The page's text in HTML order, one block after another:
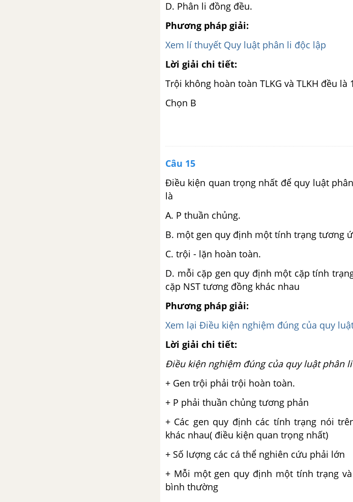
D. Phân li đồng đều.
Phương pháp giải:
Xem lí thuyết Quy luật phân li độc lập
Lời giải chi tiết:
Trội không hoàn toàn TLKG và TLKH đều là
Chọn B
Câu 15
Điều kiện quan trọng nhất để quy luật
là
A. P thuần chủng.
B. một gen quy định một tính trạng tương
C. trội - lặn hoàn toàn.
D. mỗi cặp gen quy định một cặp tính
cặp NST tương đồng khác nhau
Phương pháp giải:
Xem lại Điều kiện nghiệm đúng của quy
Lời giải chi tiết:
Điều kiện nghiệm đúng của quy luật phân
+ Gen trội phải trội hoàn toàn.
+ P phải thuần chủng tương phản
+ Các gen quy định các tính trạng nói
khác nhau( điều kiện quan trọng nhất)
+ Số lượng các cá thể nghiên cứu phải lớn
+ Mỗi một gen quy định một tính trạng
bình thường